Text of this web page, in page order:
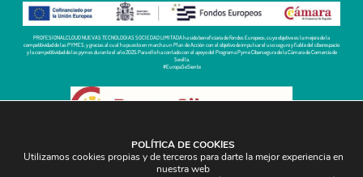
PROFESIONALCLOUD NUEVAS TECNOLOGIAS SOCIEDAD LIMITADA ha sido beneficiaria de Fondos Europeos, cuyo objetivo es la mejora de la
competitividad de las PYMES, y gracias al cual ha puesto en marcha un Plan de Acción con el objetivo de impulsar el uso seguro y fiable del ciberespacio
y la competitividad de las pymes durante el año 2025. Para ello ha contado con el apoyo del Programa Pyme Cibersegura de la Cámara de Comercio de
Sevilla.
#EuropaSeSiente
POLÍTICA DE COOKIES
Utilizamos cookies propias y de terceros para darte la mejor experiencia en
nuestra web